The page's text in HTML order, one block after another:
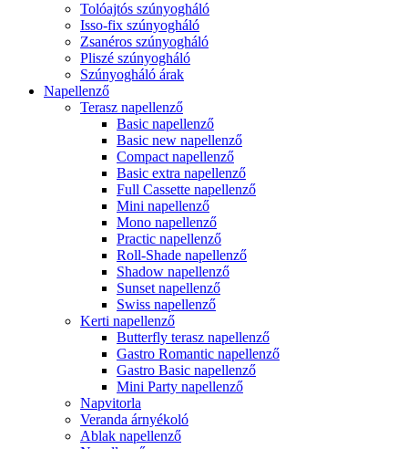
Tolóajtós szúnyogháló
Isso-fix szúnyogháló
Zsanéros szúnyogháló
Pliszé szúnyogháló
Szúnyogháló árak
Napellenző
Terasz napellenző
Basic napellenző
Basic new napellenző
Compact napellenző
Basic extra napellenző
Full Cassette napellenző
Mini napellenző
Mono napellenző
Practic napellenző
Roll-Shade napellenző
Shadow napellenző
Sunset napellenző
Swiss napellenző
Kerti napellenző
Butterfly terasz napellenző
Gastro Romantic napellenző
Gastro Basic napellenző
Mini Party napellenző
Napvitorla
Veranda árnyékoló
Ablak napellenző